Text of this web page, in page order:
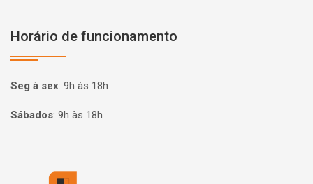
Horário de funcionamento
Seg à sex: 9h às 18h
Sábados: 9h às 18h